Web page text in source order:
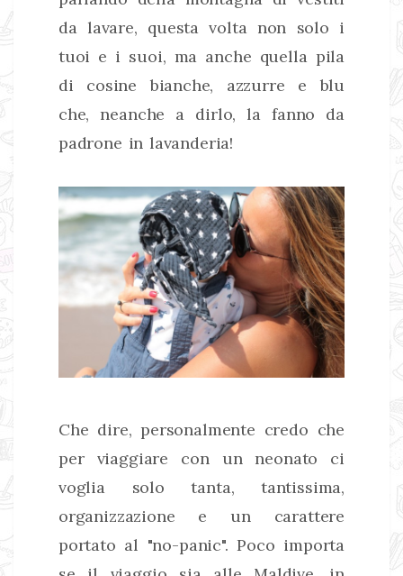
da lavare, questa volta non solo i
tuoi e i suoi, ma anche quella pila
di cosine bianche, azzurre e blu
che, neanche a dirlo, la fanno da
padrone in lavanderia!
Che dire, personalmente credo che
per viaggiare con un neonato ci
voglia solo tanta, tantissima,
organizzazione e un carattere
portato al "no-panic". Poco importa